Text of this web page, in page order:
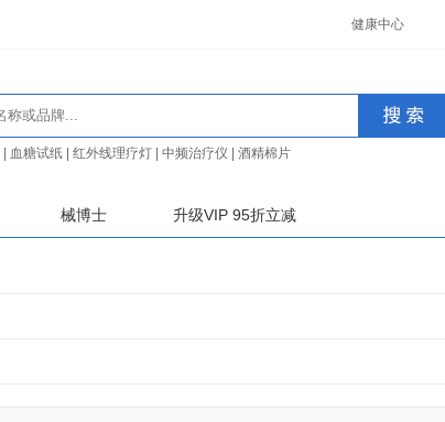
健康中心
血糖试纸 红外线理疗灯 中频治疗仪 酒精棉片
械博士 升级VIP 95折立减